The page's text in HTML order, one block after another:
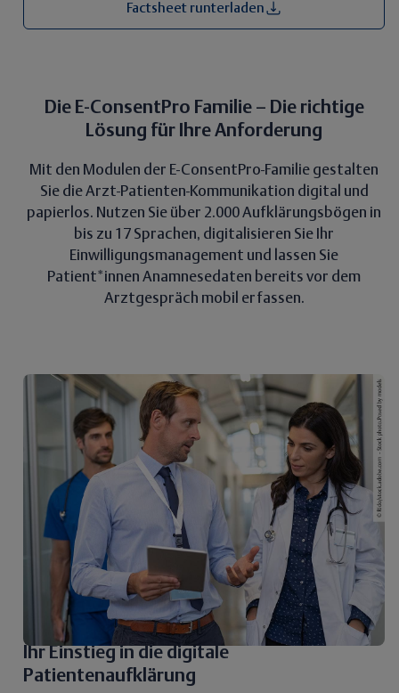
Factsheet runterladen
Die E-ConsentPro Familie – Die richtige
Lösung für Ihre Anforderung
Mit den Modulen der E-ConsentPro-Familie gestalten
Sie die Arzt-Patienten-Kommunikation digital und
papierlos. Nutzen Sie über 2.000 Aufklärungsbögen in
bis zu 17 Sprachen, digitalisieren Sie Ihr
Einwilligungsmanagement und lassen Sie
Patient*innen Anamnesedaten bereits vor dem
Arztgespräch mobil erfassen.
Ihr Einstieg in die digitale
Patientenaufklärung